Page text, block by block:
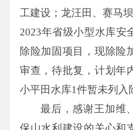
工建设；龙汪田、赛马坝
2023年省级小型水库安
除险加固项目，现除险
审查，待批复，计划年
小平田水库1件暂未列入
最后，感谢王加维